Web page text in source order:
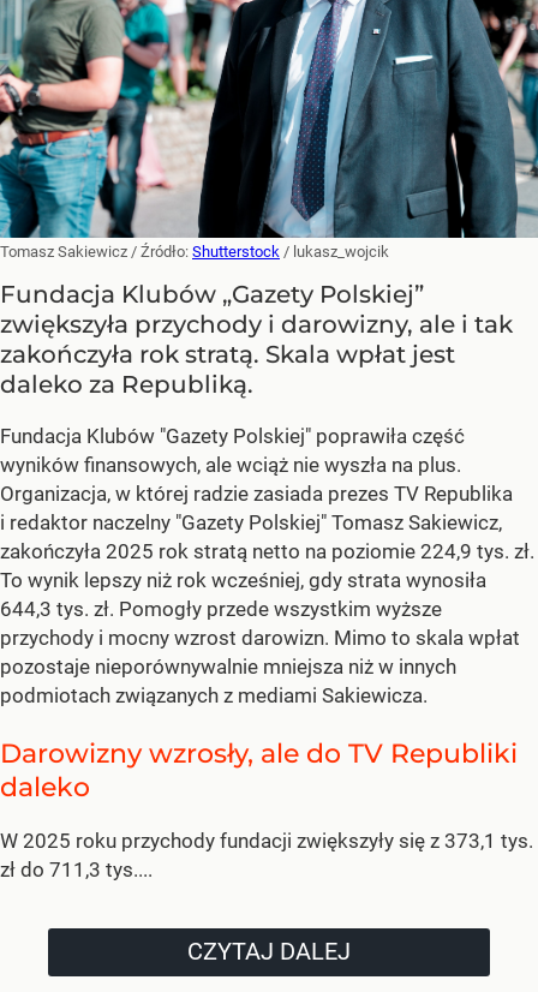
Tomasz Sakiewicz / Źródło: Shutterstock / lukasz_wojcik
Fundacja Klubów „Gazety Polskiej”
zwiększyła przychody i darowizny, ale i tak
zakończyła rok stratą. Skala wpłat jest
daleko za Republiką.
Fundacja Klubów "Gazety Polskiej" poprawiła część
wyników finansowych, ale wciąż nie wyszła na plus.
Organizacja, w której radzie zasiada prezes TV Republika
i redaktor naczelny "Gazety Polskiej" Tomasz Sakiewicz,
zakończyła 2025 rok stratą netto na poziomie 224,9 tys. zł.
To wynik lepszy niż rok wcześniej, gdy strata wynosiła
644,3 tys. zł. Pomogły przede wszystkim wyższe
przychody i mocny wzrost darowizn. Mimo to skala wpłat
pozostaje nieporównywalnie mniejsza niż w innych
podmiotach związanych z mediami Sakiewicza.
Darowizny wzrosły, ale do TV Republiki
daleko
W 2025 roku przychody fundacji zwiększyły się z 373,1 tys.
zł do 711,3 tys....
CZYTAJ DALEJ